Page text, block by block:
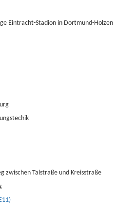
Eintracht-Stadion in Dortmund-Holzen
zwischen Talstraße und Kreisstraße